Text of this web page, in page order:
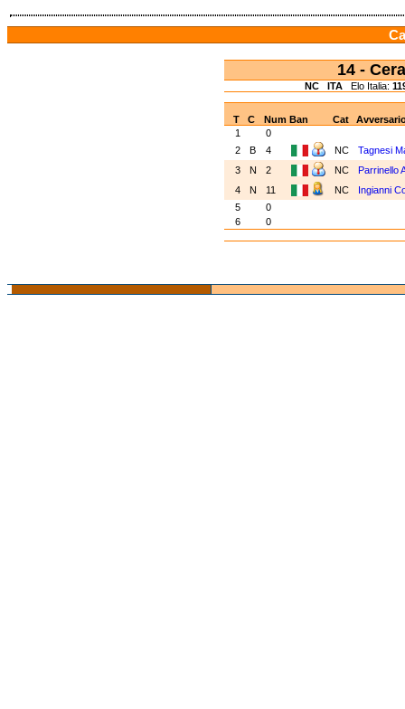
14 -
NC ITA Elo Italia:
T C Num Ban Cat
1
0
2
B 4 NC
Tagnesi
3
N 2 NC
Parrinello
4
N 11 NC
Ingianni
5
0
6
0